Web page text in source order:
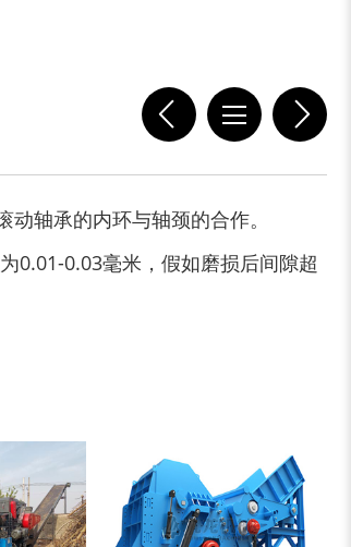
轴承的内环与轴颈的合作。
0.01-0.03毫米，假如磨损后间隙超
机... 金属撕碎机
玉米秸秆粉碎机